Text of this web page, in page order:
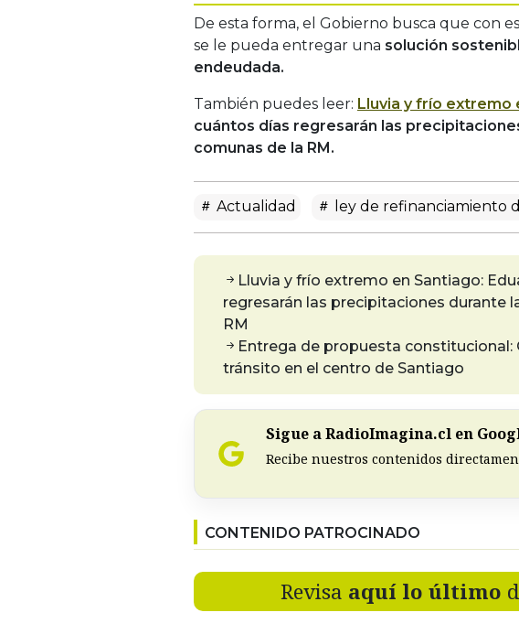
De esta forma, el Gobierno busca que con
se le pueda entregar una solución
endeudada.
También puedes leer: Lluvia y frío extremo
cuántos días regresarán las
comunas de la RM.
Actualidad ley de refinanciamiento
Lluvia y frío extremo en Santiago:
regresarán las precipitaciones durante
RM
Entrega de propuesta constitucional:
tránsito en el centro de Santiago
Sigue a RadioImagina.cl en
Recibe nuestros contenidos
CONTENIDO PATROCINADO
Revisa aquí lo último